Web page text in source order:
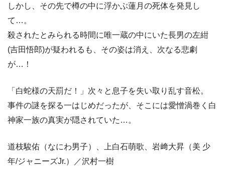
しかし、その先で樽の中に浮かぶ蓮月の死体を発見し
て…。
殺されたとみられる時間に唯一蔵の中にいた長男の左紺
(吉田悟郎)が疑われるも、その姿は消え、次なる悲劇
が…！
「白蛇様の天罰だ！」次々と息子を失い取り乱す音松。
事件の謎を探る一はじめだったが、そこには愛憎渦巻く白
神家一族の真実が隠されていた…。
道枝駿佑（なにわ男子）、上白石萌歌、岩﨑大昇（美 少
年/ジャニーズJr.）／沢村一樹